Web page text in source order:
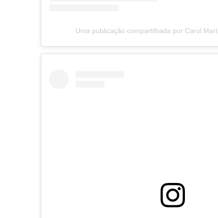
Uma publicação compartilhada por Carol